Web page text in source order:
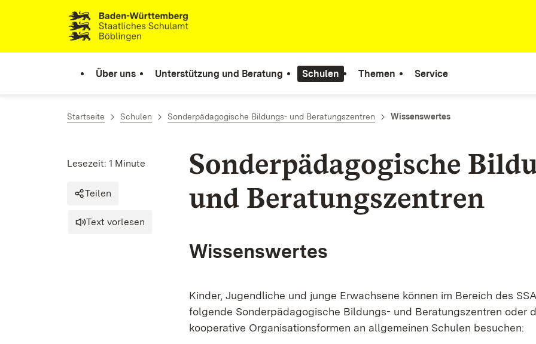
Zum Inhalt springen
Link zur Startseite
Über uns Unterstützung und Beratung Schulen Themen Service
Startseite Schulen Sonderpädagogische Bildungs- und Beratungszentren Wissenswertes
Sonderpädagogische
und Beratungszentren
Lesezeit: 1 Minute
Teilen
Text vorlesen
Wissenswertes
Kinder, Jugendliche und junge Erwachsene können im Bereich des
folgende Sonderpädagogische Bildungs- und Beratungszentren oder
kooperative Organisationsformen an allgemeinen Schulen besuchen: